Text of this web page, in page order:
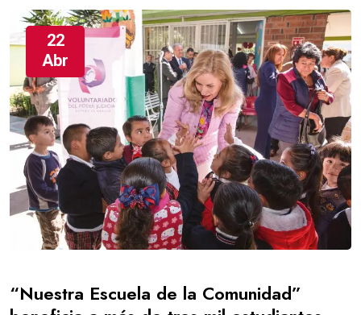
22
Abr
“Nuestra Escuela de la Comunidad”